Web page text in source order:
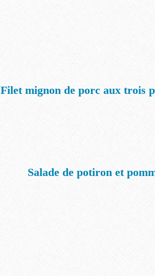
Filet mignon de porc aux trois
Salade de potiron et